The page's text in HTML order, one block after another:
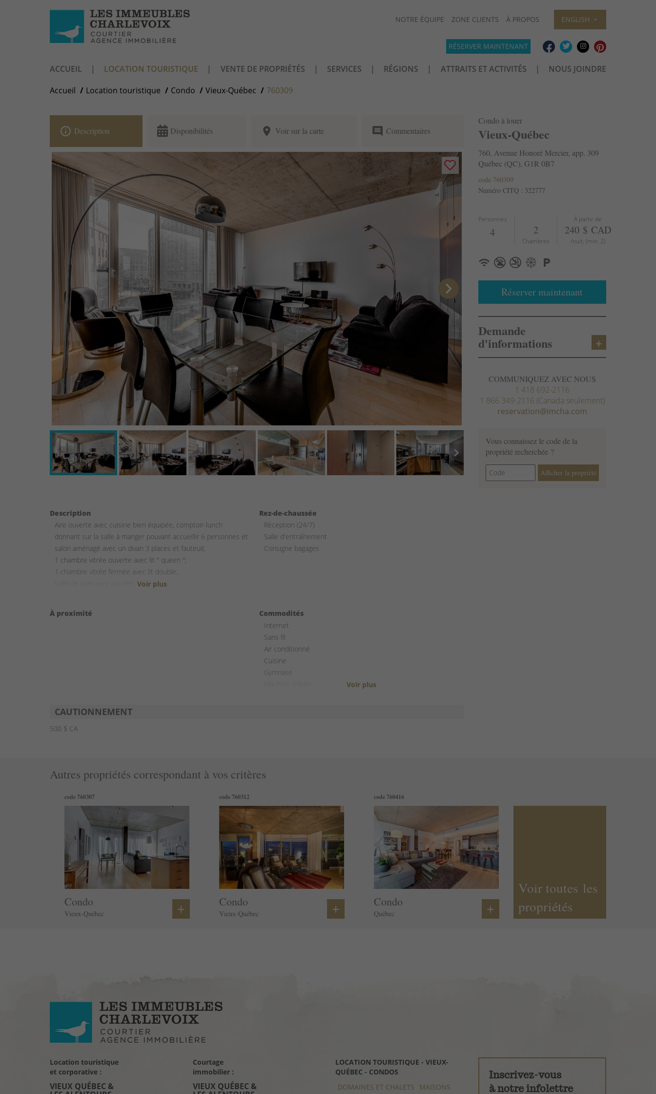
NOTRE ÉQUIPE ZONE CLIENTS À PROPOS ENGLISH
RÉSERVER MAINTENANT
ACCUEIL LOCATION TOURISTIQUE VENTE DE PROPRIÉTÉS SERVICES RÉGIONS ATTRAITS ET ACTIVITÉS
NOUS JOINDRE
Accueil
Location touristique Condo Vieux-Québec 760309
Condo à louer
Vieux-Québec
760, Avenue Honoré Mercier, app. 309
Québec (QC), G1R 0B7
code 760309
Numéro CITQ : 322777
info_outline Description Disponibilités place Voir sur la carte comment Commentaires
chevron_right
chevron_right
Description
Aire ouverte avec cuisine bien équipée, comptoir-lunch
donnant sur la salle à manger pouvant accueillir 6 personnes et
salon aménagé avec un divan 3 places et fauteuil;
1 chambre vitrée ouverte avec lit " queen ";
1 chambre vitrée fermée avec lit double;
Rez-de-chaussée
Réception (24/7)
Salle d'entraînement
Consigne bagages
À proximité
Commodités
Internet
Sans fil
Air conditionné
Cuisine
Gymnase
Essentiels
Convient aux enfants
Convient aux enfants en bas âge
Lave-vaisselle
Micro-ondes
Four
CAUTIONNEMENT
500 $ CA
Personnes
4 2
Chambres
À partir de
240 $ CAD
/nuit, (min. 2)
Réserver maintenant
Demande
d'informations
COMMUNIQUEZ AVEC NOUS
1 418 692-2116
1 866 349-2116 (Canada seulement)
reservation@imcha.com
Vous connaissez le code de la
propriété recherchée ?
Afficher la propriété
Autres propriétés correspondant à vos critères
code 760307
Condo
Vieux-Québec +
code 760312
Condo
Vieux-Québec +
code 760416
Condo
Québec +
Voir toutes les
propriétés
Location touristique
et corporative :
VIEUX QUÉBEC &
Courtage
immobilier :
VIEUX QUÉBEC &
LOCATION TOURISTIQUE - VIEUX-
QUÉBEC - CONDOS
DOMAINES ET CHALETS
MAISONS
Inscrivez-vous
à notre infolettre